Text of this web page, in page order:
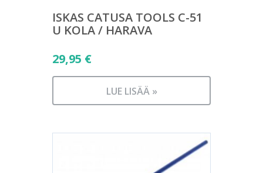
ISKAS CATUSA TOOLS C-51
U KOLA / HARAVA
29,95 €
LUE LISÄÄ »